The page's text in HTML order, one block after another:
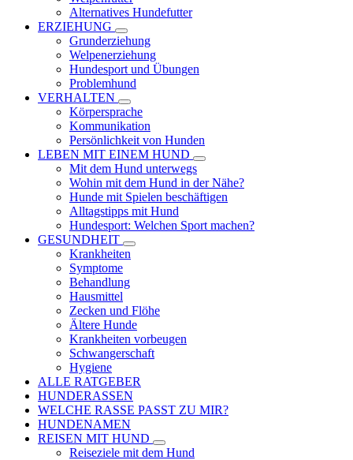
Alternatives Hundefutter
ERZIEHUNG
Grunderziehung
Welpenerziehung
Hundesport und Übungen
Problemhund
VERHALTEN
Körpersprache
Kommunikation
Persönlichkeit von Hunden
LEBEN MIT EINEM HUND
Mit dem Hund unterwegs
Wohin mit dem Hund in der Nähe?
Hunde mit Spielen beschäftigen
Alltagstipps mit Hund
Hundesport: Welchen Sport machen?
GESUNDHEIT
Krankheiten
Symptome
Behandlung
Hausmittel
Zecken und Flöhe
Ältere Hunde
Krankheiten vorbeugen
Schwangerschaft
Hygiene
ALLE RATGEBER
HUNDERASSEN
WELCHE RASSE PASST ZU MIR?
HUNDENAMEN
REISEN MIT HUND
Reiseziele mit dem Hund